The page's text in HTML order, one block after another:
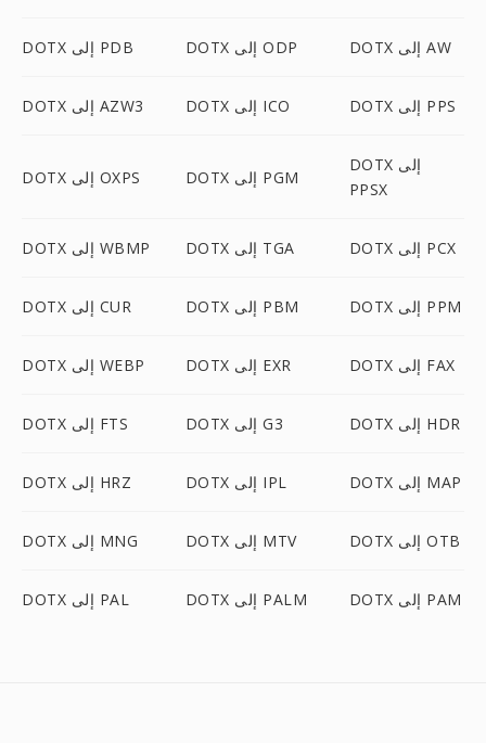
DOTX إلى PDB DOTX إلى ODP DOTX إلى AW
DOTX إلى AZW3 DOTX إلى ICO DOTX إلى PPS
DOTX إلى OXPS DOTX إلى PGM
DOTX إلى
PPSX
DOTX إلى WBMP DOTX إلى TGA DOTX إلى PCX
DOTX إلى CUR DOTX إلى PBM DOTX إلى PPM
DOTX إلى WEBP DOTX إلى EXR DOTX إلى FAX
DOTX إلى FTS DOTX إلى G3 DOTX إلى HDR
DOTX إلى HRZ DOTX إلى IPL DOTX إلى MAP
DOTX إلى MNG DOTX إلى MTV DOTX إلى OTB
DOTX إلى PAL DOTX إلى PALM DOTX إلى PAM